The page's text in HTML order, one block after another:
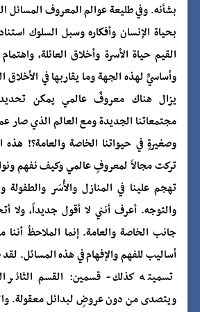
بشأنه. وفي طليعة عوالم المعروف المسائل
بحياة الإنسان وأفكاره وسبل السلوك
القيم حياة الأسرة وأخلاق العائلة،
وأساسيٌّ لهذه الجهة وما يقاربها في الأخلاق
يزال هناك معروفٌ عالمي يمكن
مجتمعاتنا الجديدة ومع العالم الذي صار
وصغيرةٍ في حيواتنا الخاصة والعامة؟! هذه
تركت مجالاً لمعروفٍ عالمي وكيف نفهم
تهجم علينا في المنازل والأُسَر والطفولة
والتوجه. أعرف أنني لا أقول جديداً،
جانب الخاصة والعامة. إنما الملاحظُ أننا
أساليب للفهم والإفهام في هذه المسائل.
تسميته كذلك - قسمين: القسم الثائر
ويتصدى من دون عروضٍ لبدائل معقولة.